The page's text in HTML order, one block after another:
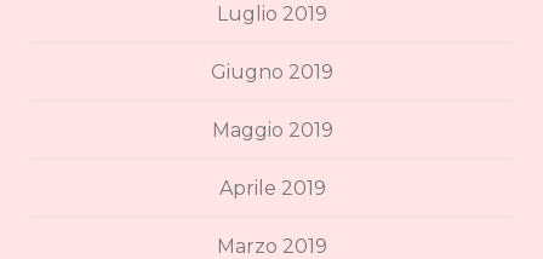
Luglio 2019
Giugno 2019
Maggio 2019
Aprile 2019
Marzo 2019